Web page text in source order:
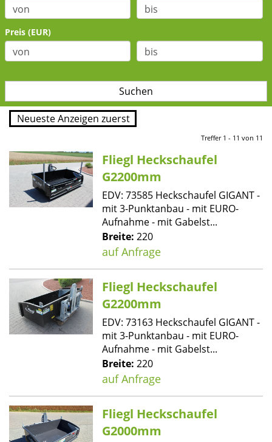
Preis (EUR)
Treffer 1 - 11 von 11
Fliegl Heckschaufel
G2200mm
EDV: 73585 Heckschaufel GIGANT -
mit 3-Punktanbau - mit EURO-
Aufnahme - mit Gabelst...
Breite: 220
auf Anfrage
Fliegl Heckschaufel
G2200mm
EDV: 73163 Heckschaufel GIGANT -
mit 3-Punktanbau - mit EURO-
Aufnahme - mit Gabelst...
Breite: 220
auf Anfrage
Fliegl Heckschaufel
G2000mm